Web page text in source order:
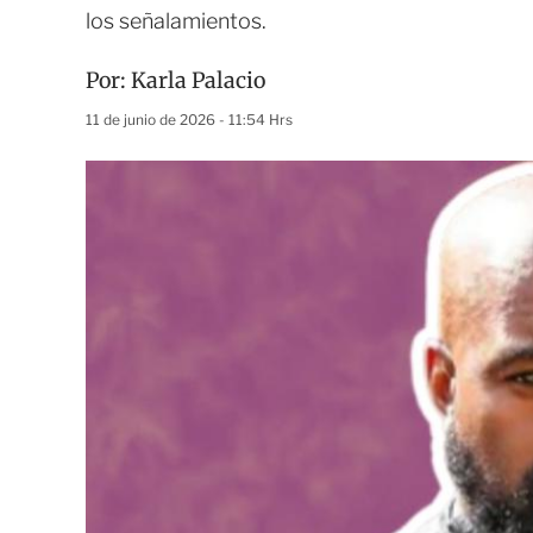
los señalamientos.
Por: Karla Palacio
11 de junio de 2026 - 11:54 Hrs